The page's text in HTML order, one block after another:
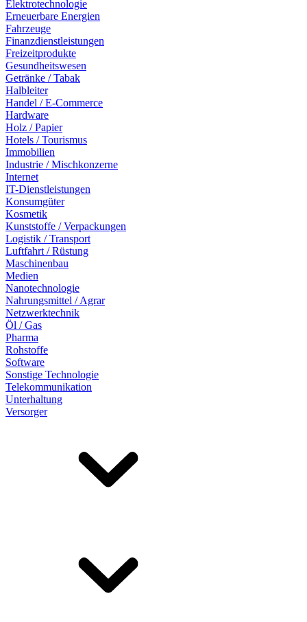
Elektrotechnologie
Erneuerbare Energien
Fahrzeuge
Finanzdienstleistungen
Freizeitprodukte
Gesundheitswesen
Getränke / Tabak
Halbleiter
Handel / E-Commerce
Hardware
Holz / Papier
Hotels / Tourismus
Immobilien
Industrie / Mischkonzerne
Internet
IT-Dienstleistungen
Konsumgüter
Kosmetik
Kunststoffe / Verpackungen
Logistik / Transport
Luftfahrt / Rüstung
Maschinenbau
Medien
Nanotechnologie
Nahrungsmittel / Agrar
Netzwerktechnik
Öl / Gas
Pharma
Rohstoffe
Software
Sonstige Technologie
Telekommunikation
Unterhaltung
Versorger